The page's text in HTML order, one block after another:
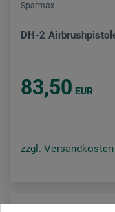
Sparmax
DH-2
83,50 EUR
zzgl. Versandkosten